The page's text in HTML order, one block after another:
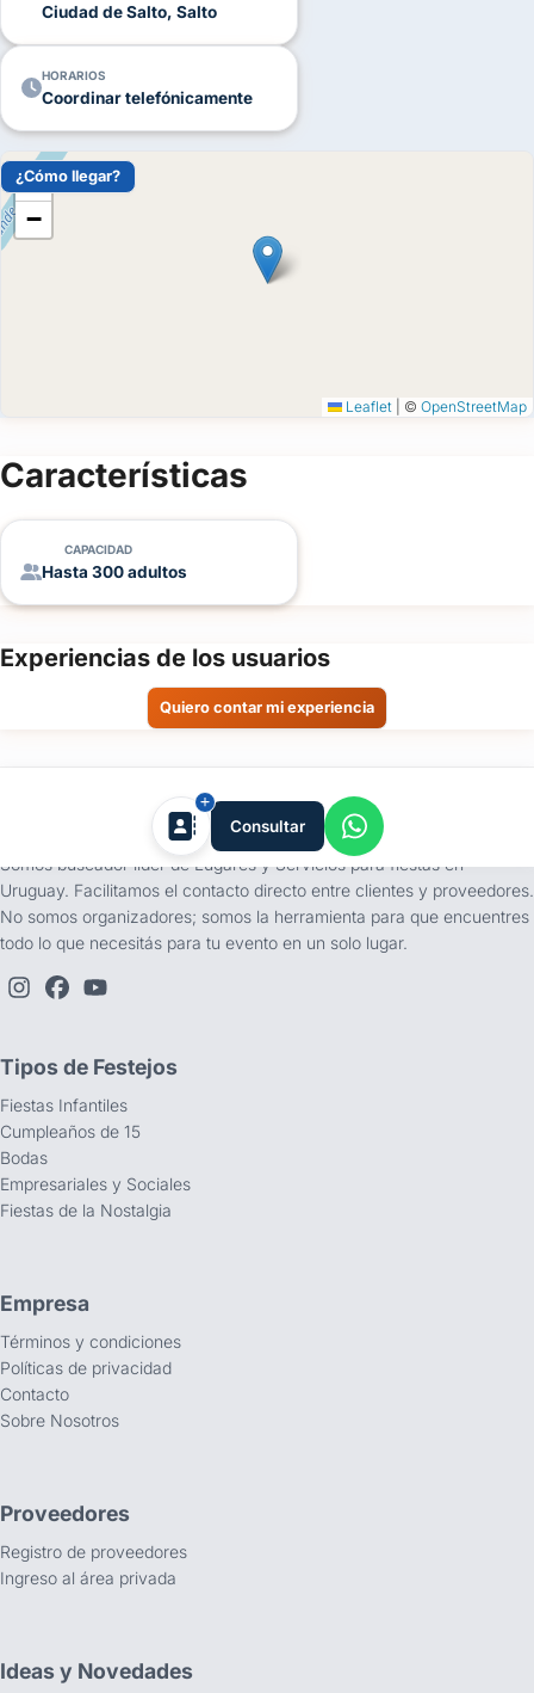
Ciudad de Salto, Salto
HORARIOS
Coordinar telefónicamente
+
−
Leaflet © OpenStreetMap
¿Cómo llegar?
Características
CAPACIDAD
Hasta 300 adultos
Experiencias de los usuarios
Quiero contar mi experiencia
evento
Fecha
evento
Personas
Consultar
tufiesta.com.uy
Somos buscador líder de Lugares y Servicios para fiestas en
Uruguay. Facilitamos el contacto directo entre clientes y proveedores.
No somos organizadores; somos la herramienta para que encuentres
todo lo que necesitás para tu evento en un solo lugar.
Tipos de Festejos
Fiestas Infantiles
Cumpleaños de 15
Bodas
Empresariales y Sociales
Fiestas de la Nostalgia
Empresa
Términos y condiciones
Políticas de privacidad
Contacto
Sobre Nosotros
Proveedores
Registro de proveedores
Ingreso al área privada
Ideas y Novedades